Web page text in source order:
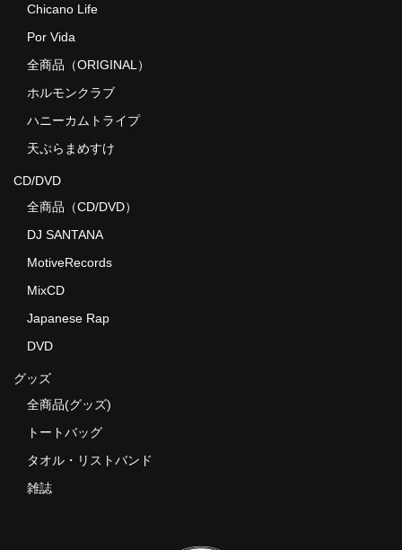
Chicano Life
Por Vida
全商品（ORIGINAL）
ホルモンクラブ
ハニーカムトライプ
天ぷらまめすけ
CD/DVD
全商品（CD/DVD）
DJ SANTANA
MotiveRecords
MixCD
Japanese Rap
DVD
グッズ
全商品(グッズ)
トートバッグ
タオル・リストバンド
雑誌